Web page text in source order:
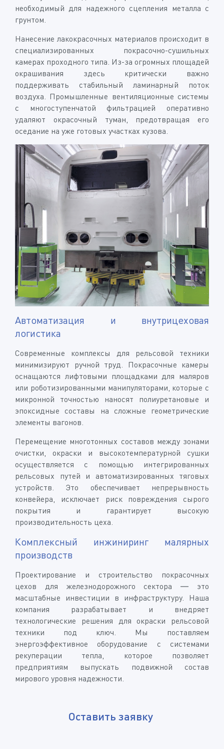
необходимый для надежного сцепления металла с
грунтом.
Нанесение лакокрасочных материалов происходит в
специализированных покрасочно-сушильных
камерах проходного типа. Из-за огромных площадей
окрашивания здесь критически важно
поддерживать стабильный ламинарный поток
воздуха. Промышленные вентиляционные системы
с многоступенчатой фильтрацией оперативно
удаляют окрасочный туман, предотвращая его
оседание на уже готовых участках кузова.
Автоматизация и внутрицеховая
логистика
Современные комплексы для рельсовой техники
минимизируют ручной труд. Покрасочные камеры
оснащаются лифтовыми площадками для маляров
или роботизированными манипуляторами, которые с
микронной точностью наносят полиуретановые и
эпоксидные составы на сложные геометрические
элементы вагонов.
Перемещение многотонных составов между зонами
очистки, окраски и высокотемпературной сушки
осуществляется с помощью интегрированных
рельсовых путей и автоматизированных тяговых
устройств. Это обеспечивает непрерывность
конвейера, исключает риск повреждения сырого
покрытия и гарантирует высокую
производительность цеха.
Комплексный инжиниринг малярных
производств
Проектирование и строительство покрасочных
цехов для железнодорожного сектора — это
масштабные инвестиции в инфраструктуру. Наша
компания разрабатывает и внедряет
технологические решения для окраски рельсовой
техники под ключ. Мы поставляем
энергоэффективное оборудование с системами
рекуперации тепла, которое позволяет
предприятиям выпускать подвижной состав
мирового уровня надежности.
Оставить заявку